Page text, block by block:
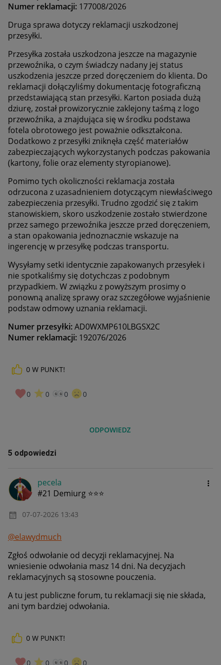
Numer reklamacji: 177008/2026
Druga sprawa dotyczy reklamacji uszkodzonej
przesyłki.
Przesyłka została uszkodzona jeszcze na magazynie
przewoźnika, o czym świadczy nadany jej status
uszkodzenia jeszcze przed doręczeniem do klienta. Do
reklamacji dołączyliśmy dokumentację fotograficzną
przedstawiającą stan przesyłki. Karton posiada dużą
dziurę, został prowizorycznie zaklejony taśmą z logo
przewoźnika, a znajdująca się w środku podstawa
fotela obrotowego jest poważnie odkształcona.
Dodatkowo z przesyłki zniknęła część materiałów
zabezpieczających wykorzystanych podczas pakowania
(kartony, folie oraz elementy styropianowe).
Pomimo tych okoliczności reklamacja została
odrzucona z uzasadnieniem dotyczącym niewłaściwego
zabezpieczenia przesyłki. Trudno zgodzić się z takim
stanowiskiem, skoro uszkodzenie zostało stwierdzone
przez samego przewoźnika jeszcze przed doręczeniem,
a stan opakowania jednoznacznie wskazuje na
ingerencję w przesyłkę podczas transportu.
Wysyłamy setki identycznie zapakowanych przesyłek i
nie spotkaliśmy się dotychczas z podobnym
przypadkiem. W związku z powyższym prosimy o
ponowną analizę sprawy oraz szczegółowe wyjaśnienie
podstaw odmowy uznania reklamacji.
Numer przesyłki:AD0WXMP610LBGSX2C
Numer reklamacji: 192076/2026
0 W PUNKT!
0 0 0 0
ODPOWIEDZ
5 odpowiedzi
pecela
#21 Demiurg ⭐⭐⭐
‎07-07-2026 13:43
@elawydmuch
Zgłoś odwołanie od decyzji reklamacyjnej. Na
wniesienie odwołania masz 14 dni. Na decyzjach
reklamacyjnych są stosowne pouczenia.
A tu jest publiczne forum, tu reklamacji się nie składa,
ani tym bardziej odwołania.
0 W PUNKT!
0 0 0 0